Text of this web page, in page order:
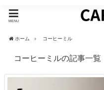
MENU
ホーム コーヒーミル
コーヒーミルの記事一覧